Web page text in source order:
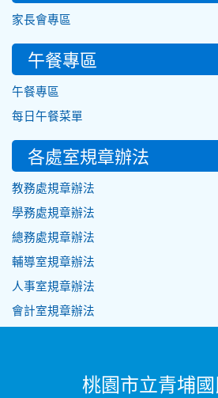
家長會專區
午餐專區
午餐專區
每日午餐菜單
各處室規章辦法
教務處規章辦法
學務處規章辦法
總務處規章辦法
輔導室規章辦法
人事室規章辦法
會計室規章辦法
桃園市立青埔